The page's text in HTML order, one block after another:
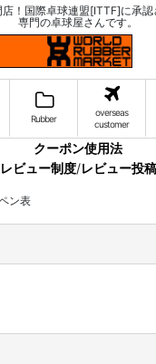
！国際卓球連盟[ITTF]に承
専門の卓球屋さんです。
Rubber
overseas
customer
クーポン使用法
レビュー制度/レビュー投稿
ン表